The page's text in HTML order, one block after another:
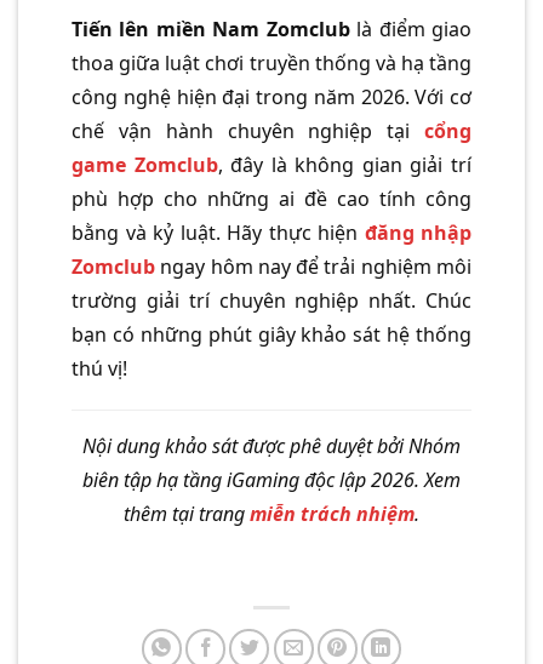
Tiến lên miền Nam Zomclublà điểm giao
thoa giữa luật chơi truyền thống và hạ tầng
công nghệ hiện đại trong năm 2026. Với cơ
chế vận hành chuyên nghiệp tại cổng
game Zomclub, đây là không gian giải trí
phù hợp cho những ai đề cao tính công
bằng và kỷ luật. Hãy thực hiện đăng nhập
Zomclub ngay hôm nay để trải nghiệm môi
trường giải trí chuyên nghiệp nhất. Chúc
bạn có những phút giây khảo sát hệ thống
thú vị!
Nội dung khảo sát được phê duyệt bởi Nhóm
biên tập hạ tầng iGaming độc lập 2026. Xem
thêm tại trangmiễn trách nhiệm.